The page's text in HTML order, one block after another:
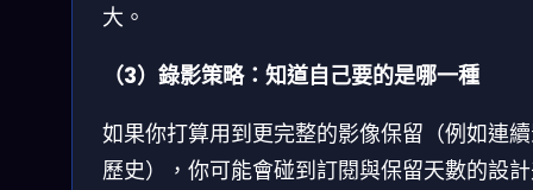
大。
（3）錄影策略：知道自己要的是哪一種
如果你打算用到更完整的影像保留（例如連
歷史），你可能會碰到訂閱與保留天數的設